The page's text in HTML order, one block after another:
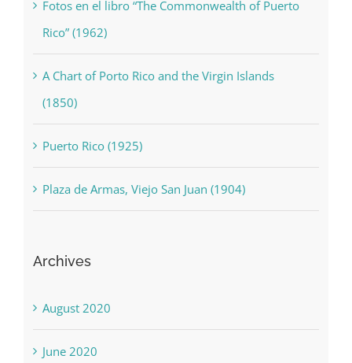
Fotos en el libro “The Commonwealth of Puerto
Rico” (1962)
A Chart of Porto Rico and the Virgin Islands
(1850)
Puerto Rico (1925)
Plaza de Armas, Viejo San Juan (1904)
Archives
August 2020
June 2020